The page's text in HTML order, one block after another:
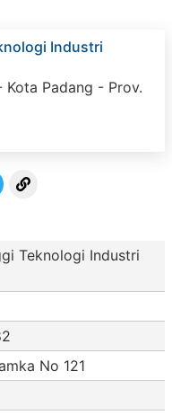
Industri
Kota Padang - Prov.
Teknologi Industri
No 121